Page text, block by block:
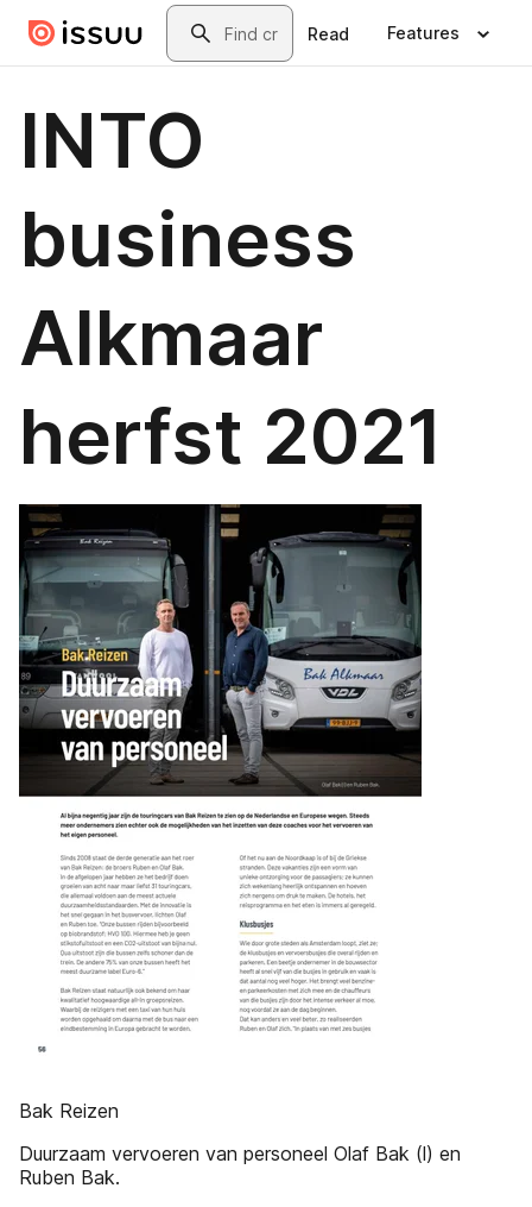
Skip to main contentSearch
Read Features
INTO
business
Alkmaar
herfst 2021
Bak Reizen
Duurzaam vervoeren van personeel Olaf Bak (l) en
Ruben Bak.